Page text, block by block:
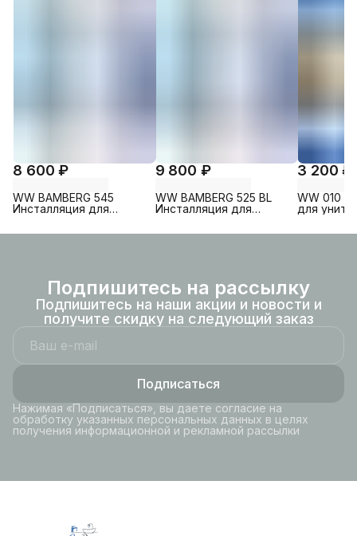
8 600 ₽
WW BAMBERG 545
Инсталляция для
9 800 ₽
WW BAMBERG 525 BL
Инсталляция для
3 200 ₽
WW 010
для
Подпишитесь на рассылку
Подпишитесь на наши акции и новости и
получите скидку на следующий заказ
Подписаться
Нажимая «Подписаться», вы даете согласие на
обработку указанных персональных данных в целях
получения информационной и рекламной рассылки